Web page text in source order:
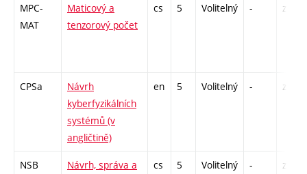
MPC-
MAT
Maticový a
tenzorový počet
cs 5 Volitelný - zá,zk
CPSa
Návrh
kyberfyzikálních
systémů (v
angličtině)
en 5 Volitelný - zk
NSB
Návrh, správa a
cs 5 Volitelný - zá,zk